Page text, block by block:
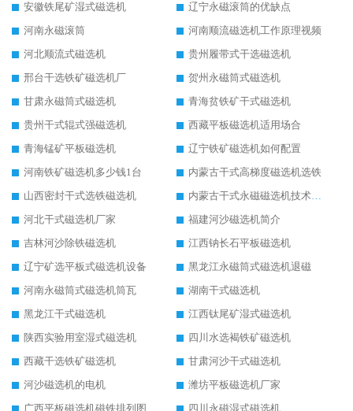
安徽铁尾矿湿式磁选机
辽宁永磁滚筒的优缺点
河南永磁滚筒
河南顺流磁选机工作原理视频
河北顺流式磁选机
贵州履带式干选磁选机
邢台干选铁矿磁选机厂
贺州永磁筒式磁选机
甘肃永磁筒式磁选机
青海贫铁矿干式磁选机
贵州干式辊式强磁选机
西藏平板磁选机适用场合
青海锰矿平板磁选机
辽宁铁矿磁选机如何配置
河南铁矿磁选机多少钱1台
内蒙古干式高梯度磁选机选铁
山西密封干式选铁磁选机
内蒙古干式永磁磁选机技术要求
河北干式磁选机厂家
福建河沙磁选机简介
吉林河沙除铁磁选机
江西钠长石平板磁选机
辽宁矿选平板式磁选机设备
黑龙江永磁筒式磁选机退磁
河南永磁筒式磁选机筒瓦
湖南干式磁选机
黑龙江干式磁选机
江西钛尾矿湿式磁选机
陕西实验用室湿式磁选机
四川水选褐铁矿磁选机
西藏干选铁矿磁选机
甘肃河沙干式磁选机
河沙磁选机的电机
潍坊平板磁选机厂家
广西平板磁选机磁铁排列图
四川永磁湿式磁选机